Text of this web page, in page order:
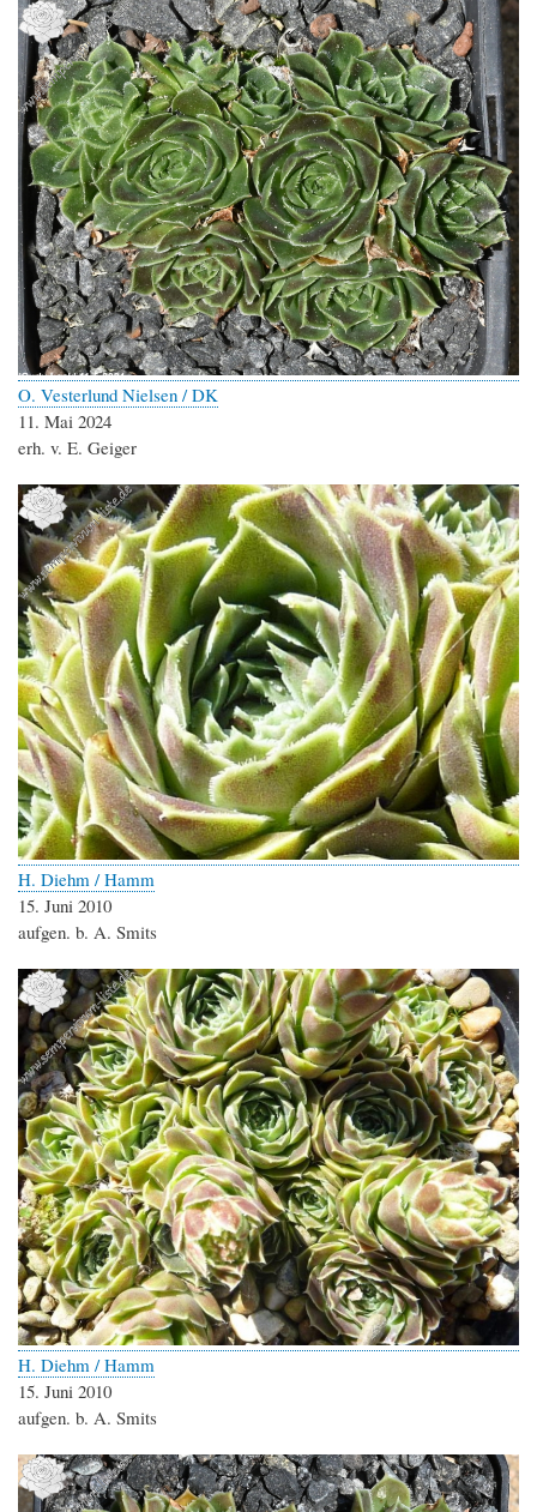
O. Vesterlund Nielsen / DK
11. Mai 2024
erh. v. E. Geiger
H. Diehm / Hamm
15. Juni 2010
aufgen. b. A. Smits
H. Diehm / Hamm
15. Juni 2010
aufgen. b. A. Smits